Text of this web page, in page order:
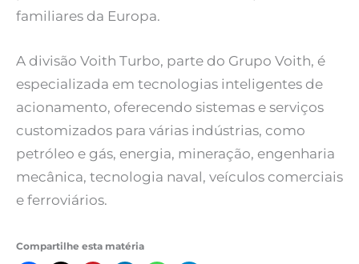
familiares da Europa.
A divisão Voith Turbo, parte do Grupo Voith, é
especializada em tecnologias inteligentes de
acionamento, oferecendo sistemas e serviços
customizados para várias indústrias, como
petróleo e gás, energia, mineração, engenharia
mecânica, tecnologia naval, veículos comerciais
e ferroviários.
Compartilhe esta matéria